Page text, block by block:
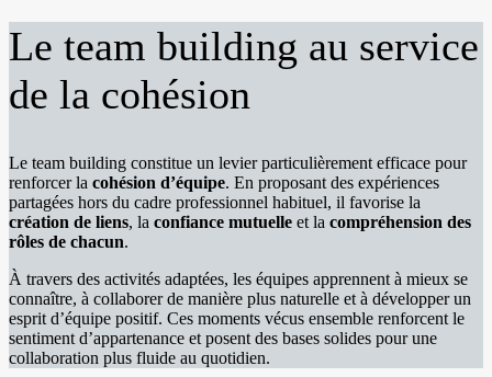
Le team building au service
de la cohésion
Le team building constitue un levier particulièrement efficace pour
renforcer la cohésion d’équipe. En proposant des expériences
partagées hors du cadre professionnel habituel, il favorise la
création de liens, la confiance mutuelle et la compréhension des
rôles de chacun.
À travers des activités adaptées, les équipes apprennent à mieux se
connaître, à collaborer de manière plus naturelle et à développer un
esprit d’équipe positif. Ces moments vécus ensemble renforcent le
sentiment d’appartenance et posent des bases solides pour une
collaboration plus fluide au quotidien.